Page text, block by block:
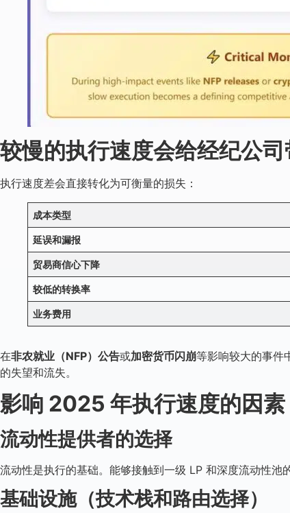
较慢的执行速度会给经纪公
执行速度差会直接转化为可衡量的损失：
成本类型
延误和漏报
贸易商信心下降
较低的转换率
业务费用
在非农就业（NFP）公告或加密货币闪崩等影响较大的事件
的失望和流失。
影响 2025 年执行速度的因素
流动性提供者的选择
流动性是执行的基础。能够接触到一级 LP 和深度流动性池
基础设施（技术栈和路由选择）